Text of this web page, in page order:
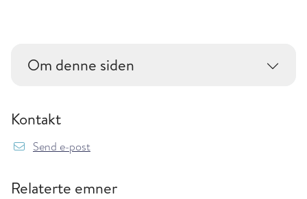
Om denne siden
Kontakt
Send e-post
Relaterte emner